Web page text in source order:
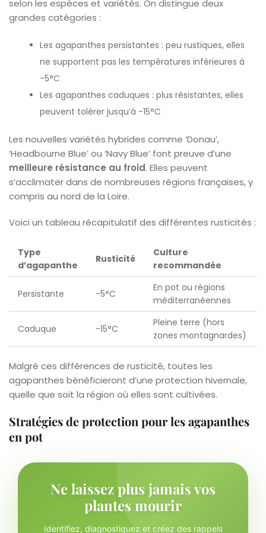
selon les espèces et variétés. On distingue deux
grandes catégories :
Les agapanthes persistantes : peu rustiques, elles
ne supportent pas les températures inférieures à
-5°C
Les agapanthes caduques : plus résistantes, elles
peuvent tolérer jusqu’à -15°C
Les nouvelles variétés hybrides comme ‘Donau’,
‘Headbourne Blue’ ou ‘Navy Blue’ font preuve d’une
meilleure résistance au froid. Elles peuvent
s’acclimater dans de nombreuses régions françaises, y
compris au nord de la Loire.
Voici un tableau récapitulatif des différentes rusticités :
Type
d’agapanthe
Rusticité
Culture
recommandée
Persistante -5°C
En pot ou régions
méditerranéennes
Caduque -15°C
Pleine terre (hors
zones montagnardes)
Malgré ces différences de rusticité, toutes les
agapanthes bénéficieront d’une protection hivernale,
quelle que soit la région où elles sont cultivées.
Stratégies de protection pour les agapanthes
en pot
Ne laissez plus jamais vos
plantes mourir
Identifiez, diagnostiquez et créez des rappels